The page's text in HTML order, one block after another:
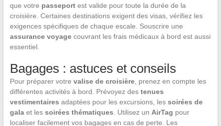
que votre passeportest valide pour toute la durée de la
croisière. Certaines destinations exigent des visas, vérifiez les
exigences spécifiques de chaque escale. Souscrire une
assurance voyagecouvrant les frais médicaux à bord est aussi
essentiel.
Bagages : astuces et conseils
Pour préparer votre valise de croisière, prenez en compte les
différentes activités à bord. Prévoyez des tenues
vestimentaires adaptées pour les excursions, les soirées de
galaet les soirées thématiques. Utilisez un AirTag pour
localiser facilement vos bagages en cas de perte. Les